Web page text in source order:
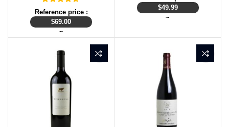
Reference price :
$69.00
~
$49.99
~